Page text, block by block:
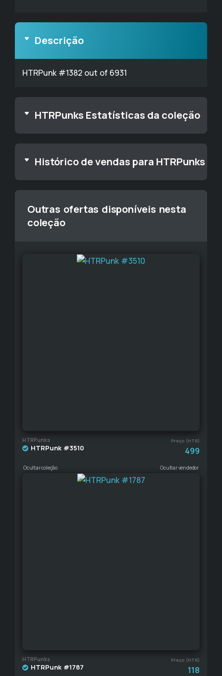
Descrição
HTRPunk #1382 out of 6931
HTRPunks Estatísticas da coleção
Histórico de vendas para HTRPunks
Outras ofertas disponíveis nesta
coleção
HTRPunks Preço (HTR)
HTRPunk #3510 499
Ocultar coleção Ocultar vendedor
HTRPunks Preço (HTR)
HTRPunk #1787 118